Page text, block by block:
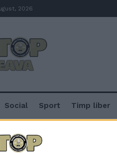
2026
Social Sport Timp liber